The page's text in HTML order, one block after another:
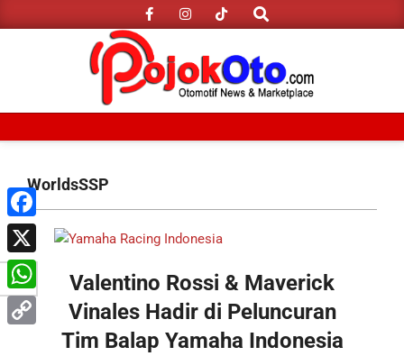
to
Search
Navigation
Menu
WorldsSSP
Valentino Rossi & Maverick
Vinales Hadir di Peluncuran
Tim Balap Yamaha Indonesia
Facebook
X
WhatsApp